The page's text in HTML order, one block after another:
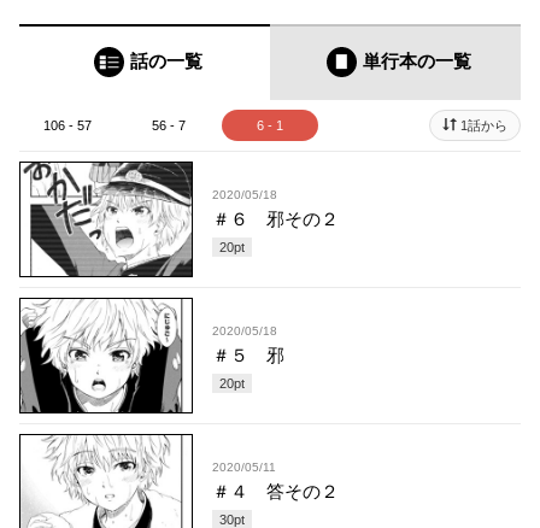
話の一覧 単行本の一覧
106 - 57 56 - 7 6 - 1 1話から
2020/05/18
＃６ 邪その２
20pt
2020/05/18
＃５ 邪
20pt
2020/05/11
＃４ 答その２
30pt